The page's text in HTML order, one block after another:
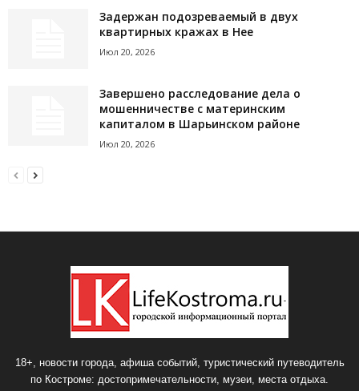
Задержан подозреваемый в двух
квартирных кражах в Нее
Июл 20, 2026
Завершено расследование дела о
мошенничестве с материнским
капиталом в Шарьинском районе
Июл 20, 2026
18+, новости города, афиша событий, туристический путеводитель
по Костроме: достопримечательности, музеи, места отдыха.